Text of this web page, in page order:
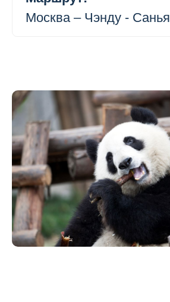
Москва – Чэнду - Санья